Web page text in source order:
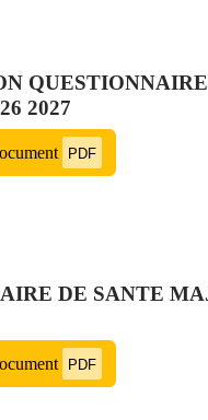
2027
PDF
DE SANTE
PDF